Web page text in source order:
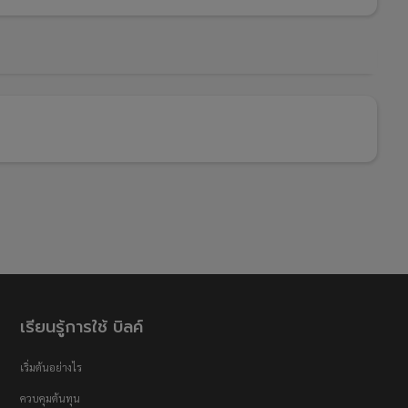
เรียนรู้การใช้ บิลค์
เริ่มต้นอย่างไร
ควบคุมต้นทุน